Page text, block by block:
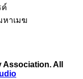
ค์
หาเมฆ
All